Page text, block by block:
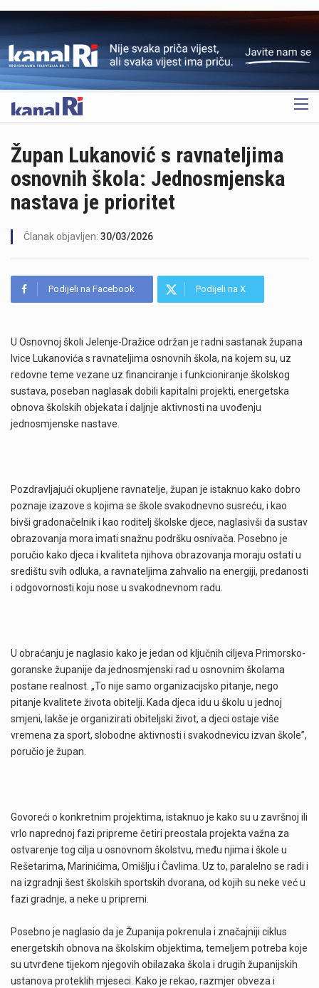
OGLAS
Župan Lukanović s ravnateljima
osnovnih škola: Jednosmjenska
nastava je prioritet
Članak objavljen: 30/03/2026
Podijeli na Facebook Podijeli na X
U Osnovnoj školi Jelenje-Dražice održan je radni sastanak župana
Ivice Lukanovića s ravnateljima osnovnih škola, na kojem su, uz
redovne teme vezane uz financiranje i funkcioniranje školskog
sustava, poseban naglasak dobili kapitalni projekti, energetska
obnova školskih objekata i daljnje aktivnosti na uvođenju
jednosmjenske nastave.
Pozdravljajući okupljene ravnatelje, župan je istaknuo kako dobro
poznaje izazove s kojima se škole svakodnevno susreću, i kao
bivši gradonačelnik i kao roditelj školske djece, naglasivši da sustav
obrazovanja mora imati snažnu podršku osnivača. Posebno je
poručio kako djeca i kvaliteta njihova obrazovanja moraju ostati u
središtu svih odluka, a ravnateljima zahvalio na energiji, predanosti
i odgovornosti koju nose u svakodnevnom radu.
U obraćanju je naglasio kako je jedan od ključnih ciljeva Primorsko-
goranske županije da jednosmjenski rad u osnovnim školama
postane realnost. „To nije samo organizacijsko pitanje, nego
pitanje kvalitete života obitelji. Kada djeca idu u školu u jednoj
smjeni, lakše je organizirati obiteljski život, a djeci ostaje više
vremena za sport, slobodne aktivnosti i svakodnevicu izvan škole”,
poručio je župan.
Govoreći o konkretnim projektima, istaknuo je kako su u završnoj ili
vrlo naprednoj fazi pripreme četiri preostala projekta važna za
ostvarenje tog cilja u osnovnom školstvu, među njima i škole u
Rešetarima, Marinićima, Omišlju i Čavlima. Uz to, paralelno se radi i
na izgradnji šest školskih sportskih dvorana, od kojih su neke već u
fazi gradnje, a neke u pripremi.
Posebno je naglasio da je Županija pokrenula i značajniji ciklus
energetskih obnova na školskim objektima, temeljem potreba koje
su utvrđene tijekom njegovih obilazaka škola i drugih županijskih
ustanova proteklih mjeseci. Kako je rekao, razmjer obveza i